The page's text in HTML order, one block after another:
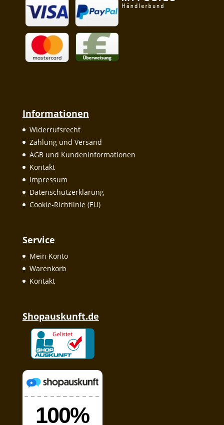
Informationen
Widerrufsrecht
Zahlung und Versand
AGB und Kundeninformationen
Kontakt
Impressum
Datenschutzerklärung
Cookie-Richtlinie (EU)
Service
Mein Konto
Warenkorb
Kontakt
Shopauskunft.de